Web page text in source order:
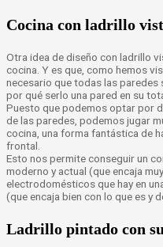
Cocina con ladrillo
Otra idea de diseño con ladrillo
cocina. Y es que, como hemos
necesario que todas las
por qué serlo una pared en su
Puesto que podemos optar por
de las paredes, podemos jugar
cocina, una forma fantástica de
frontal.
Esto nos permite conseguir un
moderno y actual (que encaja
electrodomésticos que hay en
(que encaja bien con lo que es y
Ladrillo pintado con